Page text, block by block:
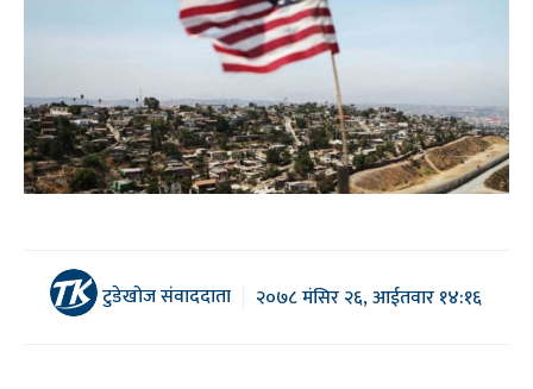
टुडेखोज संवाददाता २०७८ मंसिर २६, आईतवार १४:१६